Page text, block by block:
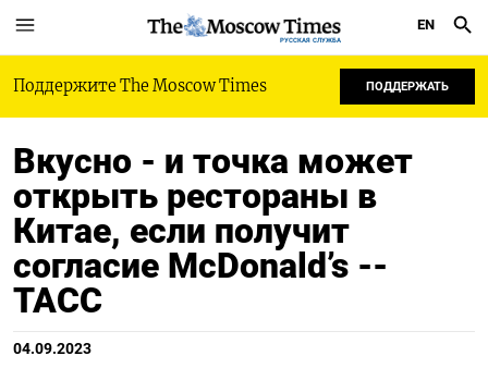
РУССКАЯ СЛУЖБА
EN
Поддержите The Moscow Times ПОДДЕРЖАТЬ
Вкусно - и точка может
открыть рестораны в
Китае, если получит
согласие McDonald’s --
ТАСС
04.09.2023